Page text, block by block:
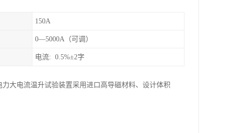
150A
0—5000A（可调）
电流: 0.5%±2字
大电流温升试验装置采用进口高导磁材料、设计体积